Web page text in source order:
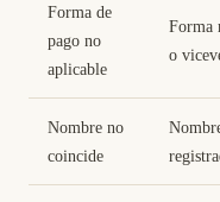
Forma de
pago no
aplicable
Forma
o
Nombre no
coincide